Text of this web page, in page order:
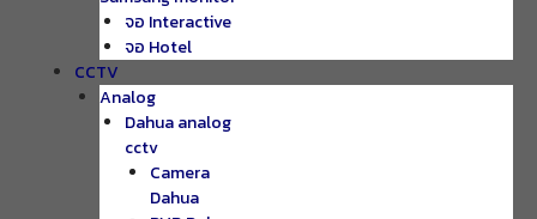
จอ Interactive
จอ Hotel
CCTV
Analog
Dahua analog
cctv
Camera
Dahua